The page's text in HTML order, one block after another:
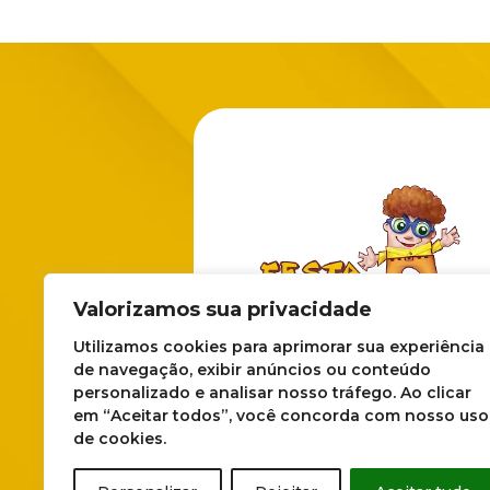
Valorizamos sua privacidade
Utilizamos cookies para aprimorar sua experiência
de navegação, exibir anúncios ou conteúdo
personalizado e analisar nosso tráfego. Ao clicar
em “Aceitar todos”, você concorda com nosso uso
de cookies.
Abasteça sua loja com os melhores
artigos para festas! Estamos aqui
para garantir um atendimento
rápido, transparente e eficiente.